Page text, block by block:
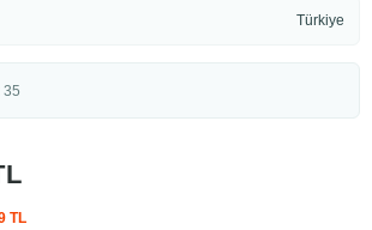
Türkiye
35
TL